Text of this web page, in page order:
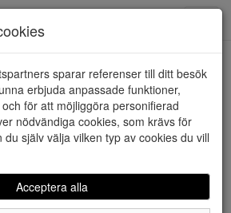
sparar referenser till ditt besök
erbjuda anpassade funktioner,
för att möjliggöra personifierad
nödvändiga cookies, som krävs för
själv välja vilken typ av cookies du vill
Acceptera alla